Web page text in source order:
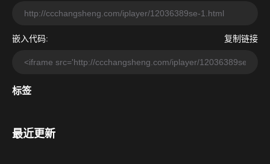
嵌入代码: 复制链接
标签
最近更新